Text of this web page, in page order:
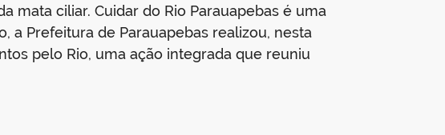
mata ciliar. Cuidar do Rio Parauapebas é uma
a Prefeitura de Parauapebas realizou, nesta
pelo Rio, uma ação integrada que reuniu